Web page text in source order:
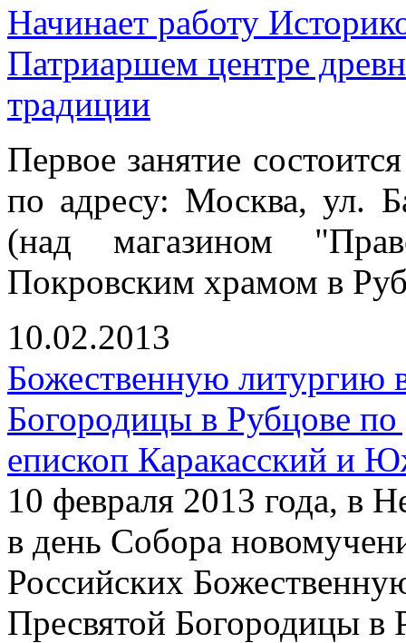
Начинает работу
Патриаршем центре
традиции
Первое занятие
по адресу: Москва, ул.
(над магазином
Покровским храмом в
10.02.2013
Божественную литургию
Богородицы в Рубцове
епископ Каракасский и
10 февраля 2013 года, в
в день Собора
Российских
Пресвятой Богородицы в